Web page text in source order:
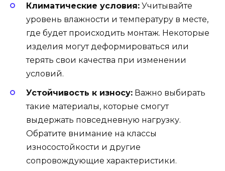
Климатические условия: Учитывайте
уровень влажности и температуру в месте,
где будет происходить монтаж. Некоторые
изделия могут деформироваться или
терять свои качества при изменении
условий.
Устойчивость к износу: Важно выбирать
такие материалы, которые смогут
выдержать повседневную нагрузку.
Обратите внимание на классы
износостойкости и другие
сопровождующие характеристики.